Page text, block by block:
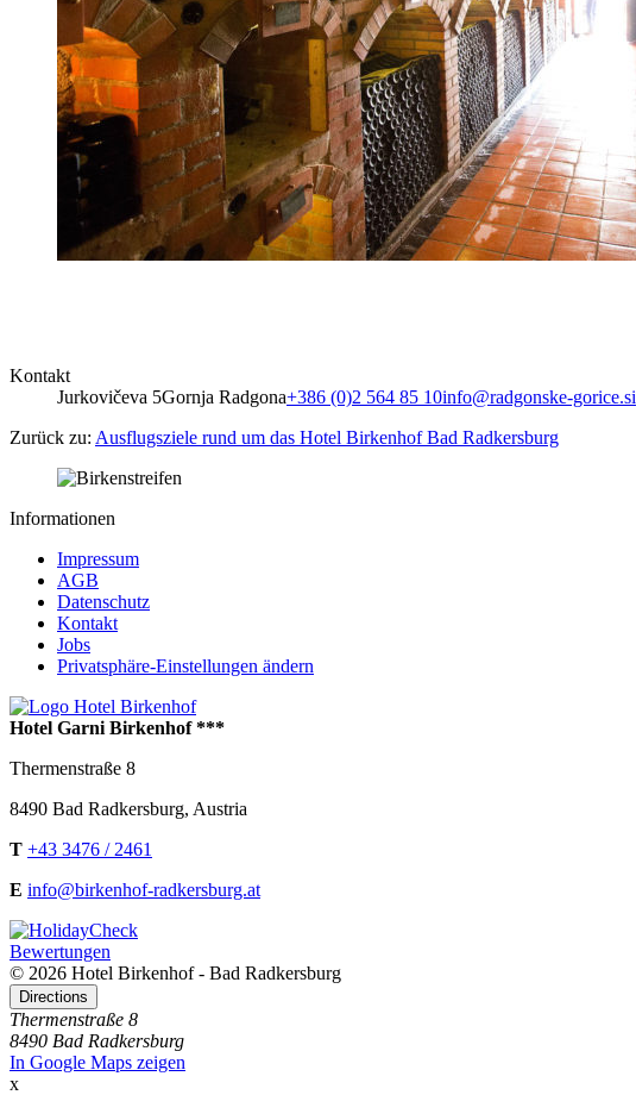
Kontakt
Jurkovičeva 5Gornja Radgona+386 (0)2 564 85 10info@radgonske-gorice.si
Zurück zu: Ausflugsziele rund um das Hotel Birkenhof Bad Radkersburg
Informationen
Impressum
AGB
Datenschutz
Kontakt
Jobs
Privatsphäre-Einstellungen ändern
Hotel Garni Birkenhof ***
Thermenstraße 8
8490 Bad Radkersburg, Austria
T +43 3476 / 2461
E info@birkenhof-radkersburg.at
Bewertungen
© 2026 Hotel Birkenhof - Bad Radkersburg
Directions
Thermenstraße 8
8490 Bad Radkersburg
In Google Maps zeigen
x